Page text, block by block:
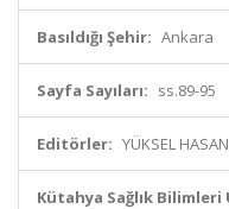
Basıldığı Şehir: Ankara
Sayfa Sayıları: ss.89-95
Editörler: YÜKSEL
Kütahya Sağlık